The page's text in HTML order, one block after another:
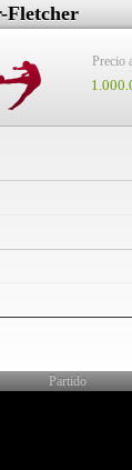
Fletcher
Precio
Partido